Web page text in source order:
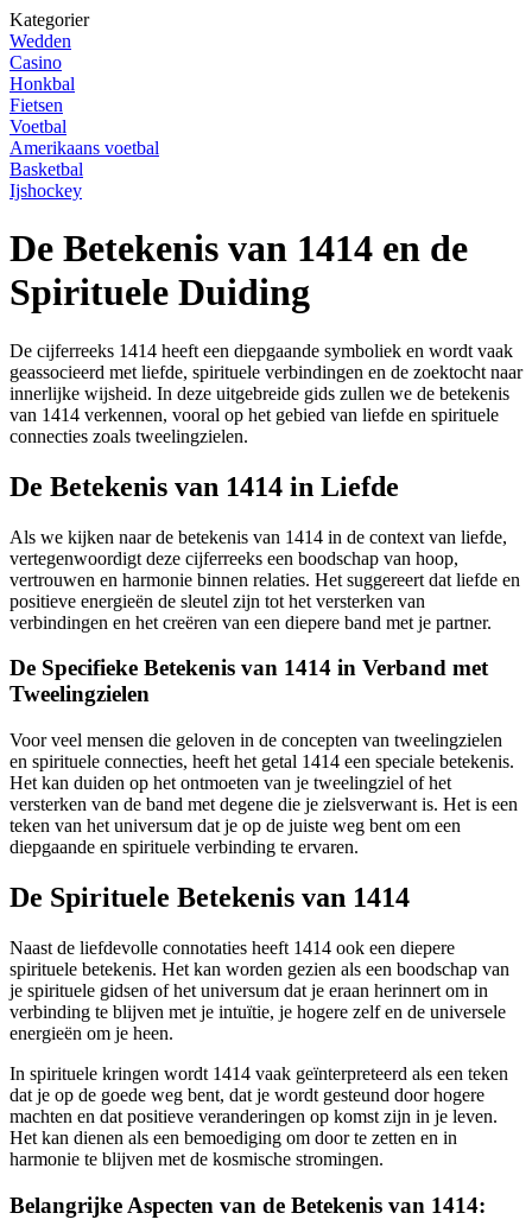
Kategorier
Wedden
Casino
Honkbal
Fietsen
Voetbal
Amerikaans voetbal
Basketbal
Ijshockey
De Betekenis van 1414 en de
Spirituele Duiding
De cijferreeks 1414 heeft een diepgaande symboliek en wordt vaak
geassocieerd met liefde, spirituele verbindingen en de zoektocht naar
innerlijke wijsheid. In deze uitgebreide gids zullen we de betekenis
van 1414 verkennen, vooral op het gebied van liefde en spirituele
connecties zoals tweelingzielen.
De Betekenis van 1414 in Liefde
Als we kijken naar de betekenis van 1414 in de context van liefde,
vertegenwoordigt deze cijferreeks een boodschap van hoop,
vertrouwen en harmonie binnen relaties. Het suggereert dat liefde en
positieve energieën de sleutel zijn tot het versterken van
verbindingen en het creëren van een diepere band met je partner.
De Specifieke Betekenis van 1414 in Verband met
Tweelingzielen
Voor veel mensen die geloven in de concepten van tweelingzielen
en spirituele connecties, heeft het getal 1414 een speciale betekenis.
Het kan duiden op het ontmoeten van je tweelingziel of het
versterken van de band met degene die je zielsverwant is. Het is een
teken van het universum dat je op de juiste weg bent om een
diepgaande en spirituele verbinding te ervaren.
De Spirituele Betekenis van 1414
Naast de liefdevolle connotaties heeft 1414 ook een diepere
spirituele betekenis. Het kan worden gezien als een boodschap van
je spirituele gidsen of het universum dat je eraan herinnert om in
verbinding te blijven met je intuïtie, je hogere zelf en de universele
energieën om je heen.
In spirituele kringen wordt 1414 vaak geïnterpreteerd als een teken
dat je op de goede weg bent, dat je wordt gesteund door hogere
machten en dat positieve veranderingen op komst zijn in je leven.
Het kan dienen als een bemoediging om door te zetten en in
harmonie te blijven met de kosmische stromingen.
Belangrijke Aspecten van de Betekenis van 1414: